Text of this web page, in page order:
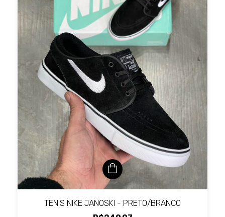
TENIS NIKE JANOSKI - PRETO/BRANCO